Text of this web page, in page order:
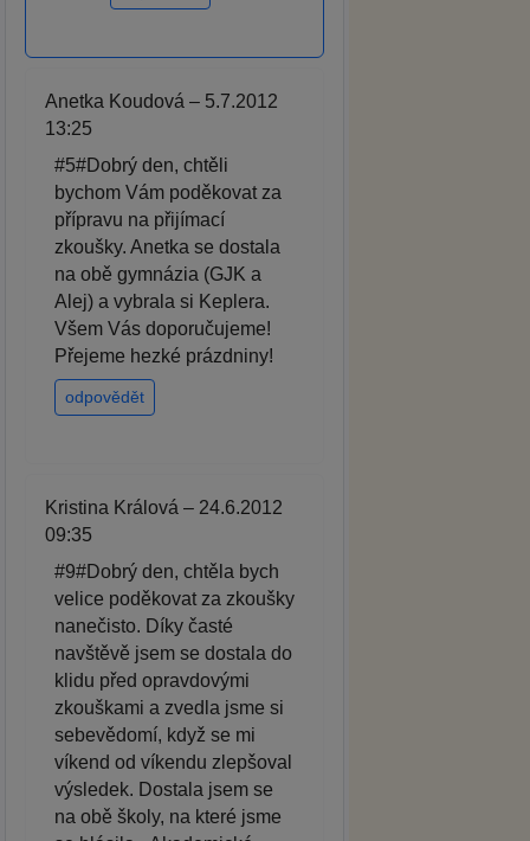
Anetka Koudová – 5.7.2012
13:25
#5#Dobrý den, chtěli
bychom Vám poděkovat za
přípravu na přijímací
zkoušky. Anetka se dostala
na obě gymnázia (GJK a
Alej) a vybrala si Keplera.
Všem Vás doporučujeme!
Přejeme hezké prázdniny!
odpovědět
Kristina Králová – 24.6.2012
09:35
#9#Dobrý den, chtěla bych
velice poděkovat za zkoušky
nanečisto. Díky časté
navštěvě jsem se dostala do
klidu před opravdovými
zkouškami a zvedla jsme si
sebevědomí, když se mi
víkend od víkendu zlepšoval
výsledek. Dostala jsem se
na obě školy, na které jsme